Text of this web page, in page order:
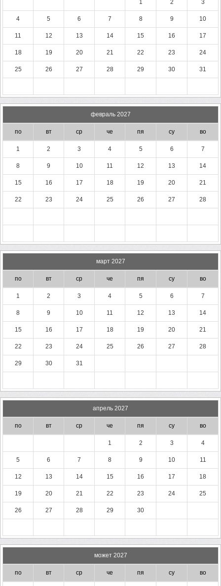
1 2 3
4 5 6 7 8 9 10
11 12 13 14 15 16 17
18 19 20 21 22 23 24
25 26 27 28 29 30 31
февраль 2027
по вт ср че пя су во
1 2 3 4 5 6 7
8 9 10 11 12 13 14
15 16 17 18 19 20 21
22 23 24 25 26 27 28
март 2027
по вт ср че пя су во
1 2 3 4 5 6 7
8 9 10 11 12 13 14
15 16 17 18 19 20 21
22 23 24 25 26 27 28
29 30 31
апрель 2027
по вт ср че пя су во
1 2 3 4
5 6 7 8 9 10 11
12 13 14 15 16 17 18
19 20 21 22 23 24 25
26 27 28 29 30
может 2027
по вт ср че пя су во